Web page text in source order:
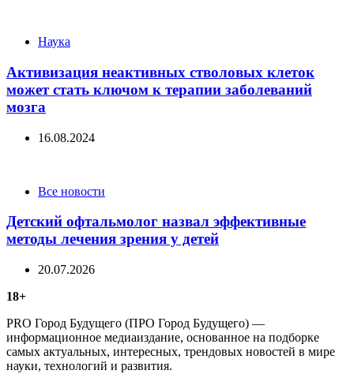
Categories
Наука
Активизация неактивных стволовых клеток
может стать ключом к терапии заболеваний
мозга
16.08.2024
CategoriesВсе новости
Детский офтальмолог назвал эффективные
методы лечения зрения у детей
20.07.2026
18+
PRO Город Будущего (ПРО Город Будущего) —
информационное медиаиздание, основанное на подборке
самых актуальных, интересных, трендовых новостей в мире
науки, технологий и развития.